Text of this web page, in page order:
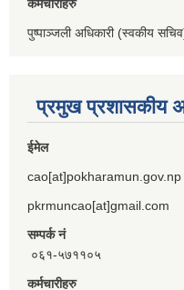
कर्मचारीहरु
पुष्पाञ्जली अधिकारी (स्वकीय
प्रमुख प्रशासकीय
ईमेल
cao[at]pokharamun.gov.np
pkrmuncao[at]gmail.com
सम्पर्क नं
०६१-५७११०५
कर्मचारीहरु